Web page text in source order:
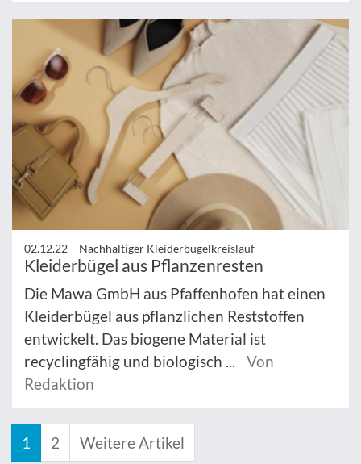
02.12.22 – Nachhaltiger Kleiderbügelkreislauf
Kleiderbügel aus Pflanzenresten
Die Mawa GmbH aus Pfaffenhofen hat einen
Kleiderbügel aus pflanzlichen Reststoffen
entwickelt. Das biogene Material ist
recyclingfähig und biologisch ...
Von
Redaktion
1 2 Weitere Artikel